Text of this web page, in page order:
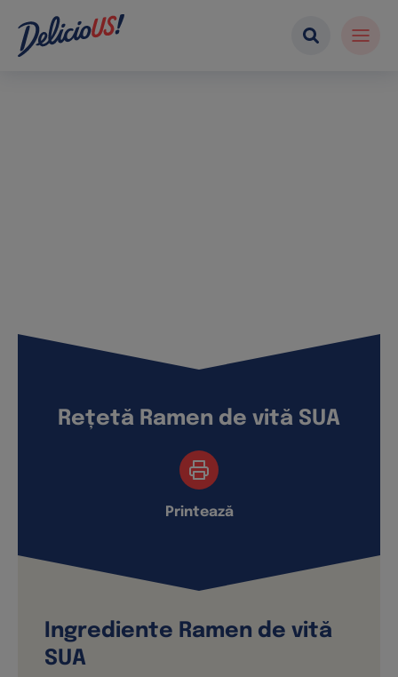
Rețetă Ramen de vită SUA
Printează